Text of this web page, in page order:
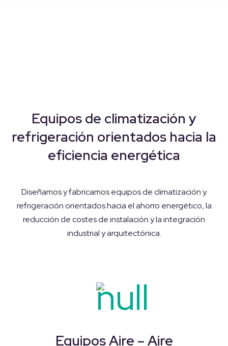
Equipos de climatización y
refrigeración orientados hacia la
eficiencia energética
Diseñamos y fabricamos equipos de climatización y
refrigeración orientados hacia el ahorro energético, la
reducción de costes de instalación y la integración
industrial y arquitectónica.
Equipos Aire – Aire